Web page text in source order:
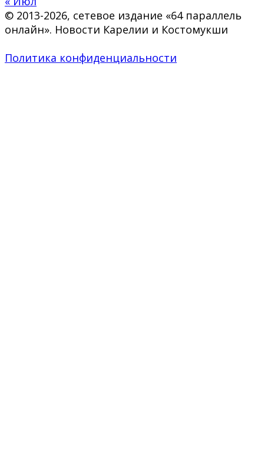
© 2013-2026, сетевое издание «64 параллель
онлайн». Новости Карелии и Костомукши
Политика конфиденциальности